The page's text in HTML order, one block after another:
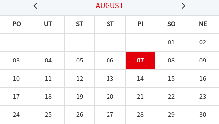
AUGUST
PO UT ST ŠT PI SO
NE
01
02
03
04 05 06 07 08
09
10
11 12 13 14 15
16
17
18 19 20 21 22
23
24
25 26 27 28 29
30